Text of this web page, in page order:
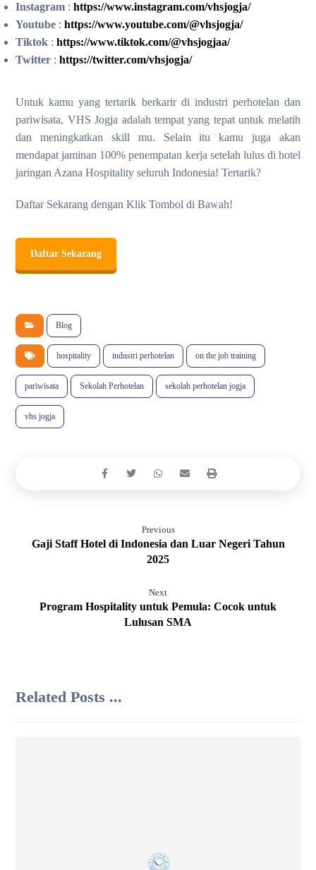
Instagram : https://www.instagram.com/vhsjogja/
Youtube : https://www.youtube.com/@vhsjogja/
Tiktok : https://www.tiktok.com/@vhsjogjaa/
Twitter :https://twitter.com/vhsjogja/
Untuk kamu yang tertarik berkarir di industri perhotelan dan
pariwisata, VHS Jogja adalah tempat yang tepat untuk melatih
dan meningkatkan skill mu. Selain itu kamu juga akan
mendapat jaminan 100% penempatan kerja setelah lulus di hotel
jaringan Azana Hospitality seluruh Indonesia! Tertarik?
Daftar Sekarang dengan Klik Tombol di Bawah!
Daftar Sekarang
Blog
hospitality industri perhotelan on the job training
pariwisata Sekolah Perhotelan sekolah perhotelan jogja
vhs jogja
Previous
Gaji Staff Hotel di Indonesia dan Luar Negeri Tahun
2025
Next
Program Hospitality untuk Pemula: Cocok untuk
Lulusan SMA
Related Posts ...